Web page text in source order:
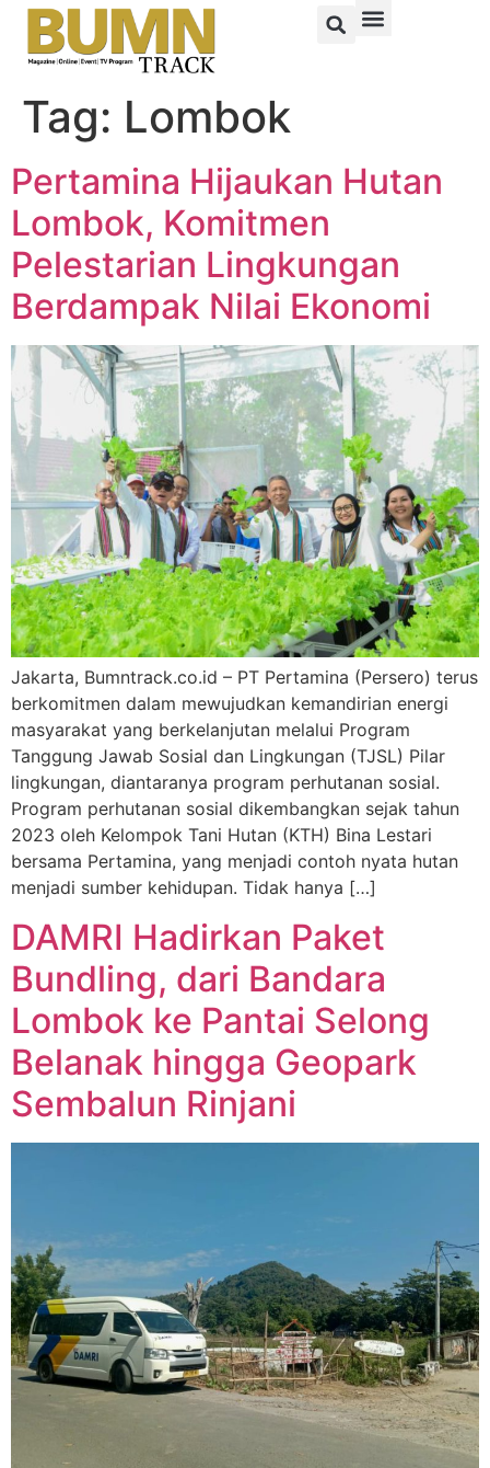
Tag: Lombok
Pertamina Hijaukan Hutan
Lombok, Komitmen
Pelestarian Lingkungan
Berdampak Nilai Ekonomi
Jakarta, Bumntrack.co.id – PT Pertamina (Persero) terus
berkomitmen dalam mewujudkan kemandirian energi
masyarakat yang berkelanjutan melalui Program
Tanggung Jawab Sosial dan Lingkungan (TJSL) Pilar
lingkungan, diantaranya program perhutanan sosial.
Program perhutanan sosial dikembangkan sejak tahun
2023 oleh Kelompok Tani Hutan (KTH) Bina Lestari
bersama Pertamina, yang menjadi contoh nyata hutan
menjadi sumber kehidupan. Tidak hanya […]
DAMRI Hadirkan Paket
Bundling, dari Bandara
Lombok ke Pantai Selong
Belanak hingga Geopark
Sembalun Rinjani